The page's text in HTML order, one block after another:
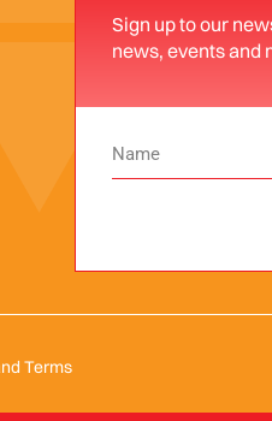
Sign up to our
news, events and
Terms